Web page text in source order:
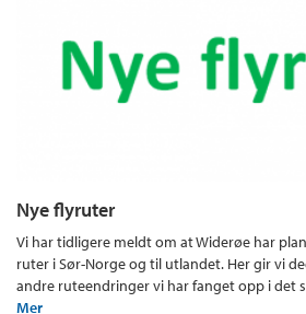
Nye flyruter
Vi har tidligere meldt om at Widerøe har
ruter i Sør-Norge og til utlandet. Her gir vi
andre ruteendringer vi har fanget opp i det
Mer